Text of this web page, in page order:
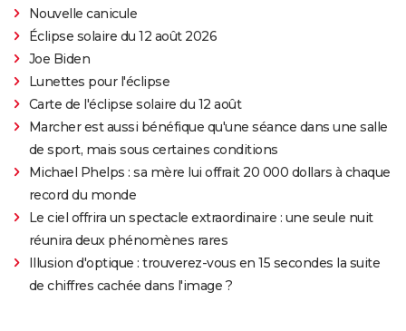
Nouvelle canicule
Éclipse solaire du 12 août 2026
Joe Biden
Lunettes pour l'éclipse
Carte de l'éclipse solaire du 12 août
Marcher est aussi bénéfique qu'une séance dans une salle
de sport, mais sous certaines conditions
Michael Phelps : sa mère lui offrait 20 000 dollars à chaque
record du monde
Le ciel offrira un spectacle extraordinaire : une seule nuit
réunira deux phénomènes rares
Illusion d'optique : trouverez-vous en 15 secondes la suite
de chiffres cachée dans l'image ?